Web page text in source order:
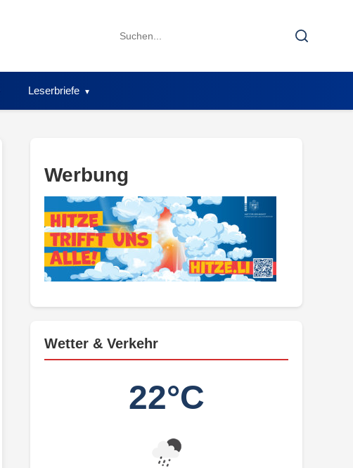
Search
Search
Leserbriefe
Werbung
Wetter & Verkehr
22°C